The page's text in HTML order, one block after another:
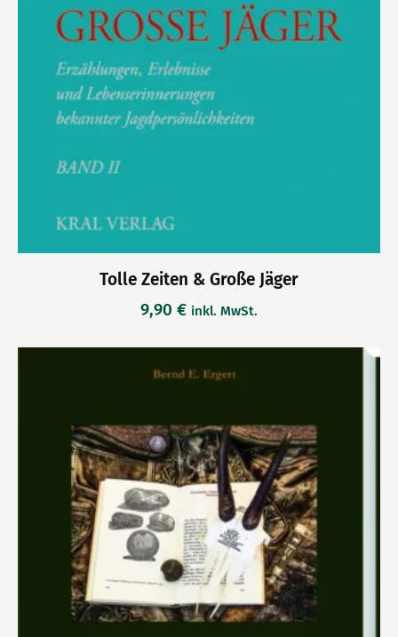
Tolle Zeiten & Große Jäger
9,90 € inkl. MwSt.